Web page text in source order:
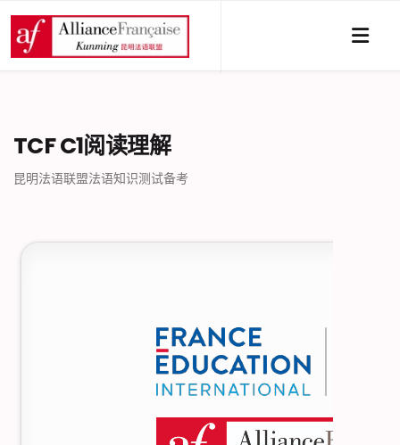
TCF C1阅读理解
昆明法语联盟法语知识测试备考